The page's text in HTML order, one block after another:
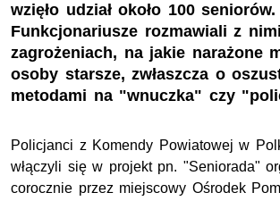
wzięło udział około 100 seniorów.
Funkcjonariusze rozmawiali z
zagrożeniach, na jakie narażone
osoby starsze, zwłaszcza o
metodami na "wnuczka" czy
Policjanci z Komendy Powiatowej w
włączyli się w projekt pn. "Seniorada"
corocznie przez miejscowy Ośrodek